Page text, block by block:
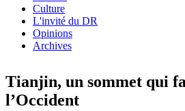
Culture
L'invité du DR
Opinions
Archives
Tianjin, un sommet qui
l’Occident